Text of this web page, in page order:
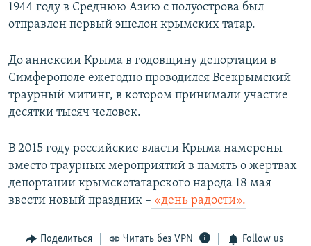
1944 году в Среднюю Азию с полуострова был
отправлен первый эшелон крымских татар.
До аннексии Крыма в годовщину депортации в
Симферополе ежегодно проводился Всекрымский
траурный митинг, в котором принимали участие
десятки тысяч человек.
В 2015 году российские власти Крыма намерены
вместо траурных мероприятий в память о жертвах
депортации крымскотатарского народа 18 мая
ввести новый праздник – «день радости».
Поделиться Читать без VPN Follow us